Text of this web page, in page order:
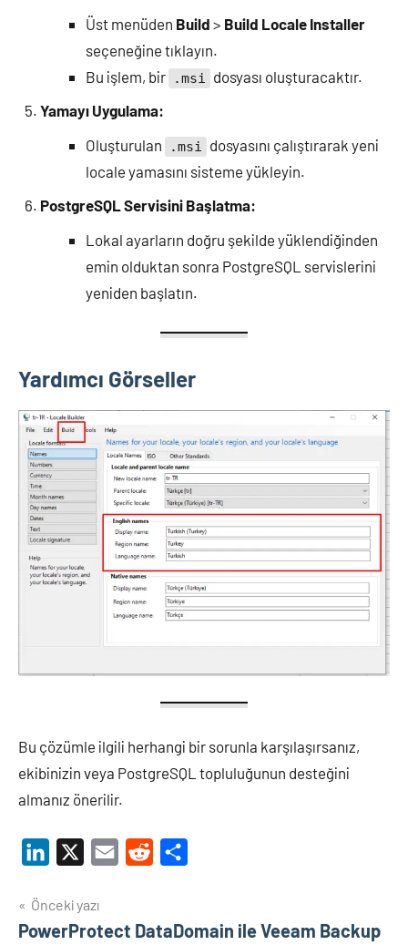
Üst menüden Build > Build Locale Installer
seçeneğine tıklayın.
Bu işlem, bir
.msi dosyası oluşturacaktır.
Yamayı Uygulama:
Oluşturulan
.msi dosyasını çalıştırarak yeni
locale yamasını sisteme yükleyin.
PostgreSQL Servisini Başlatma:
Lokal ayarların doğru şekilde yüklendiğinden
emin olduktan sonra PostgreSQL servislerini
yeniden başlatın.
Yardımcı Görseller
Bu çözümle ilgili herhangi bir sorunla karşılaşırsanız,
ekibinizin veya PostgreSQL topluluğunun desteğini
almanız önerilir.
LinkedIn Email Reddit
Yazı
Önceki yazı
PowerProtect DataDomain ile Veeam Backup